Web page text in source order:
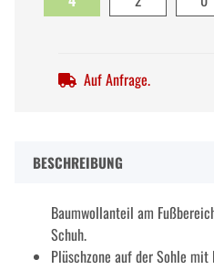
Auf Anfrage.
BESCHREIBUNG
Baumwollanteil am
Schuh.
Plüschzone auf der Sohle